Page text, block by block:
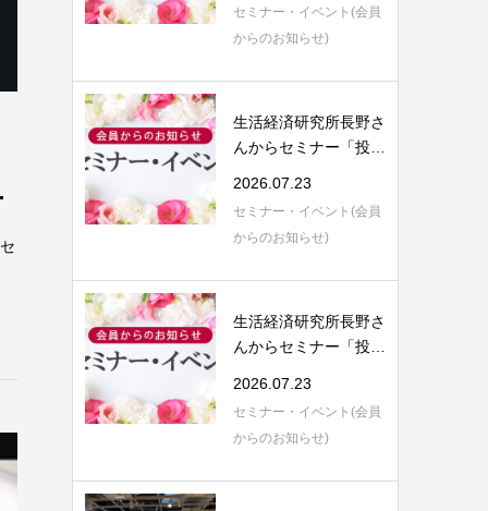
セミナー・イベント(会員
からのお知らせ)
生活経済研究所長野さ
んからセミナー「投資
2026.07.23
セミナー・イベント(会員
からのお知らせ)
生活経済研究所長野さ
んからセミナー「投資
2026.07.23
セミナー・イベント(会員
からのお知らせ)